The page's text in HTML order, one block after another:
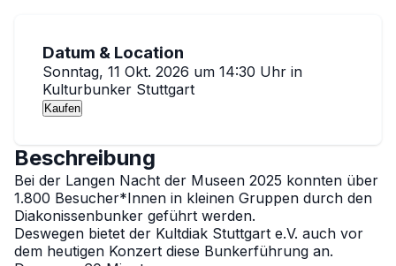
Beschreibung
Bei der Langen Nacht der Museen 2025 konnten über
1.800 Besucher*Innen in kleinen Gruppen durch den
Diakonissenbunker geführt werden.
Deswegen bietet der Kultdiak Stuttgart e.V. auch vor
dem heutigen Konzert diese Bunkerführung an.
Datum & Location
Sonntag, 11 Okt. 2026 um 14:30 Uhr in
Kulturbunker Stuttgart
Kaufen